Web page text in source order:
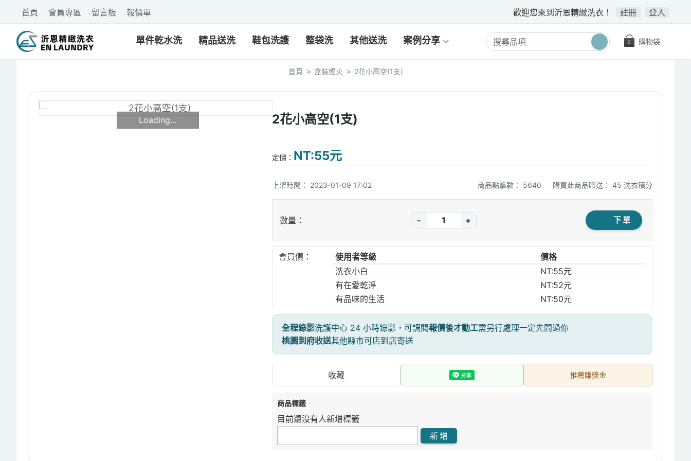
歡迎您來到沂恩精緻洗衣！ 註冊 登入
首頁 會員專區 留言板 報價單
單件乾水洗 精品送洗 鞋包洗護 整袋洗 其他送洗 案例分享 購物袋
0
首頁 > 盒裝煙火 > 2花小高空(1支)
2花小高空(1支)
定價： NT:55元
上架時間： 2023-01-09 17:02 商品點擊數： 5640 購買此商品贈送： 45 洗衣積分
數量： - + 下單
會員價： 使用者等級
價格
洗衣小白
NT:55元
有在愛乾淨
NT:52元
有品味的生活
NT:50元
全程錄影洗護中心 24 小時錄影，可調閱報價後才動工需另行處理一定先問過你
桃園到府收送其他縣市可店到店寄送
收藏 推薦賺獎金
商品標籤
目前還沒有人新增標籤
Loading...